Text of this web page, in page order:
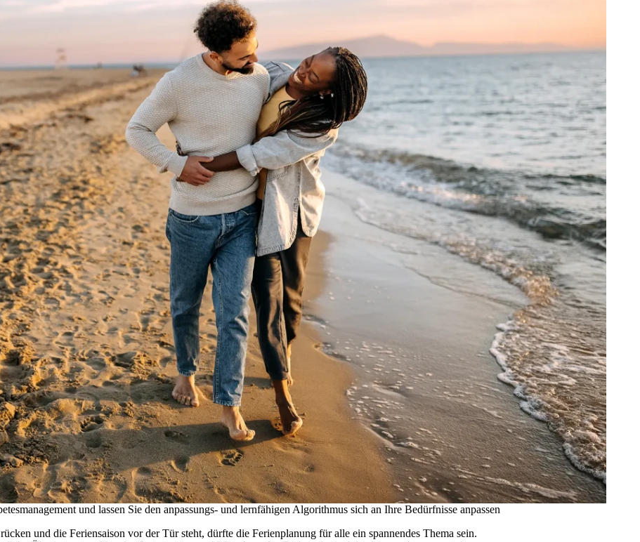
und lassen Sie den anpassungs- und lernfähigen Algorithmus sich an Ihre Bedürfnisse anpassen
und die Feriensaison vor der Tür steht, dürfte die Ferienplanung für alle ein spannendes Thema sein.